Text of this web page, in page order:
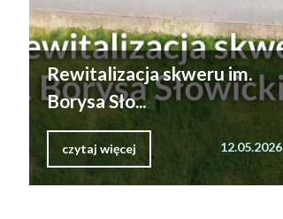
Rewitalizacja skweru im.
Borysa Sło...
czytaj więcej 12.05.2026